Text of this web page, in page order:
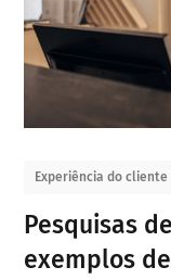
Experiência do cliente
Pesquisas
exemplos